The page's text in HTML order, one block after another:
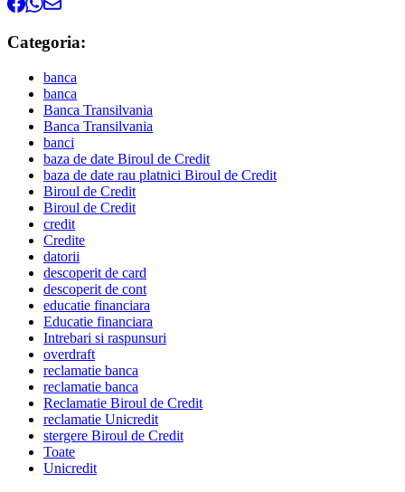
Categoria:
banca
banca
Banca Transilvania
Banca Transilvania
banci
baza de date Biroul de Credit
baza de date rau platnici Biroul de Credit
Biroul de Credit
Biroul de Credit
credit
Credite
datorii
descoperit de card
descoperit de cont
educatie financiara
Educatie financiara
Intrebari si raspunsuri
overdraft
reclamatie banca
reclamatie banca
Reclamatie Biroul de Credit
reclamatie Unicredit
stergere Biroul de Credit
Toate
Unicredit